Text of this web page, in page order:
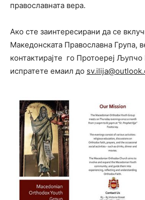
православната вера.
Ако сте заинтересирани да се
Македонската Православна Група,
контактирајте го Протоереј
испратете емаил до